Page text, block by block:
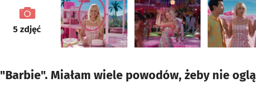
galeria
5 zdjęć
"Barbie". Miałam wiele powodów, żeby nie